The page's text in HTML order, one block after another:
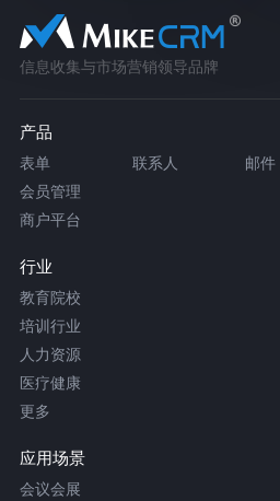
信息收集与市场营销领导品牌
产品
表单 联系人 邮件
会员管理
商户平台
行业
教育院校
培训行业
人力资源
医疗健康
更多
应用场景
会议会展